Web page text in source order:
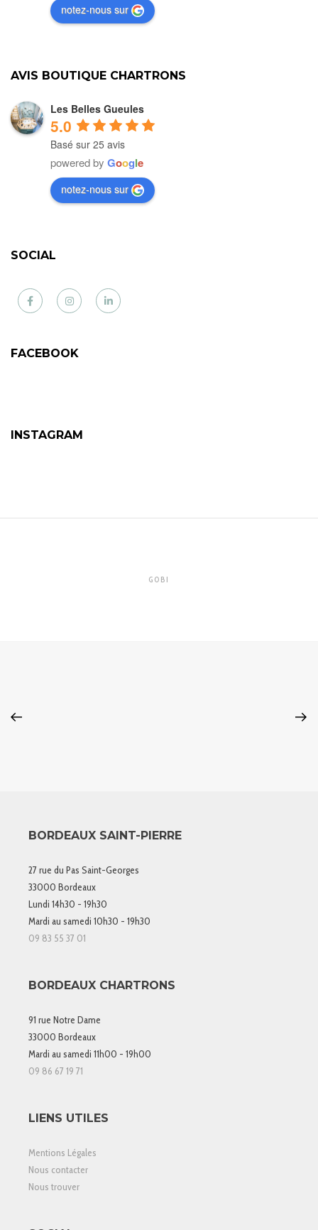
notez-nous sur
AVIS BOUTIQUE CHARTRONS
Les Belles Gueules
5.0
Basé sur 25 avis
powered by Google
notez-nous sur
SOCIAL
Facebook Instagram LinkedIn
FACEBOOK
INSTAGRAM
GOBI
BORDEAUX SAINT-PIERRE
27 rue du Pas Saint-Georges
33000 Bordeaux
Lundi 14h30 - 19h30
Mardi au samedi 10h30 - 19h30
09 83 55 37 01
BORDEAUX CHARTRONS
91 rue Notre Dame
33000 Bordeaux
Mardi au samedi 11h00 - 19h00
09 86 67 19 71
LIENS UTILES
Mentions Légales
Nous contacter
Nous trouver